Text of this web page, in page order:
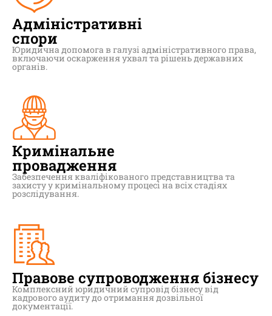
Адміністративні
спори
Юридична допомога в галузі адміністративного права,
включаючи оскарження ухвал та рішень державних
органів.
Кримінальне
провадження
Забезпечення кваліфікованого представництва та
захисту у кримінальному процесі на всіх стадіях
розслідування.
Правове супроводження бізнесу
Комплексний юридичний супровід бізнесу від
кадрового аудиту до отримання дозвільної
документації.